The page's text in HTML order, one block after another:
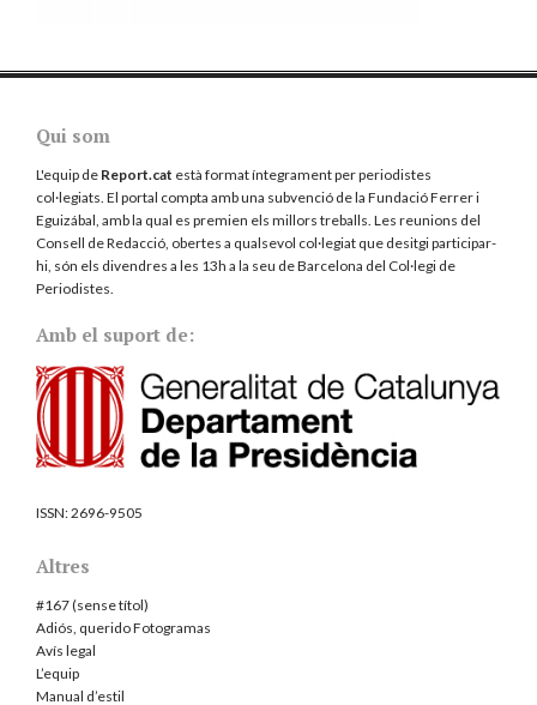
Qui som
L'equip de Report.cat està format íntegrament per periodistes
col·legiats. El portal compta amb una subvenció de la Fundació Ferrer i
Eguizábal, amb la qual es premien els millors treballs. Les reunions del
Consell de Redacció, obertes a qualsevol col·legiat que desitgi participar-
hi, són els divendres a les 13h a la seu de Barcelona del Col·legi de
Periodistes
Amb el suport de:
ISSN:2696-9505
Altres
#167 (sense títol)
Adiós, querido Fotogramas
Avís legal
L’equip
Manual d’estil